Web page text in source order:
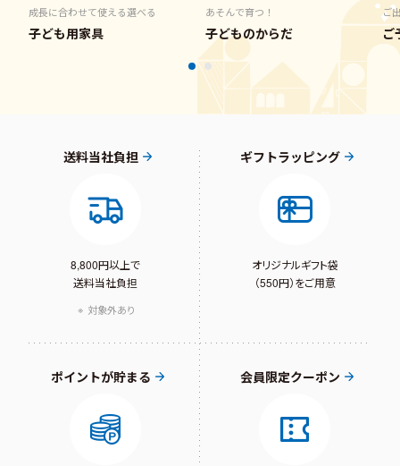
成長に合わせて使える選べる
子ども用家具
あそんで育つ！
子どものからだ
ご
ご
送料当社負担
8,800円以上で
送料当社負担
対象外あり
ギフトラッピング
オリジナルギフト袋
（550円）をご用意
ポイントが貯まる 会員限定クーポン